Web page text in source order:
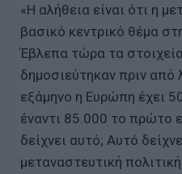
«Η αλήθεια είναι ότι η
βασικό κεντρικό θέμα
Έβλεπα τώρα τα
δημοσιεύτηκαν πριν από
εξάμηνο η Ευρώπη έχει
έναντι 85.000 το πρώτο
δείχνει αυτό; Αυτό
μεταναστευτική